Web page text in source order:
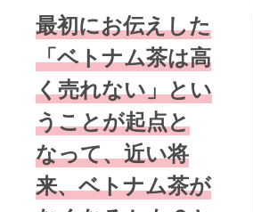
最初にお伝えした
「ベトナム茶は高
く売れない」とい
うことが起点と
なって、近い将
来、ベトナム茶が